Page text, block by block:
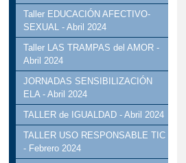
Taller EDUCACIÓN AFECTIVO-
SEXUAL - Abril 2024
Taller LAS TRAMPAS del AMOR -
Abril 2024
JORNADAS SENSIBILIZACIÓN
ELA - Abril 2024
TALLER de IGUALDAD - Abril 2024
TALLER USO RESPONSABLE TIC
- Febrero 2024